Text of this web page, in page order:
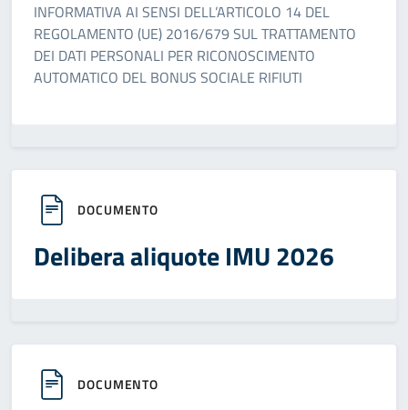
INFORMATIVA AI SENSI DELL’ARTICOLO 14 DEL
REGOLAMENTO (UE) 2016/679 SUL TRATTAMENTO
DEI DATI PERSONALI PER RICONOSCIMENTO
AUTOMATICO DEL BONUS SOCIALE RIFIUTI
DOCUMENTO
Delibera aliquote IMU 2026
DOCUMENTO